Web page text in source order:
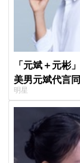
「元斌＋元彬
美男元斌代言
明星